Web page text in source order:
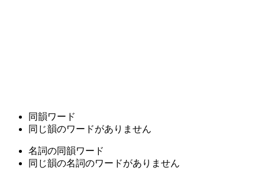
同韻ワード
同じ韻のワードがありません
名詞の同韻ワード
同じ韻の名詞のワードがありません